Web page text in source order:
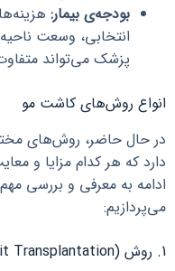
بودجه‌ی بیمار:
انتخابی، وسعت
پزشک می‌تواند
انواع روش‌های کاشت مو
در حال حاضر، روش‌های
دارد که هر کدام مزایا و
ادامه به معرفی و بررسی
می‌پردازیم:
1. روش FUT (Follicular Unit Transplantation)